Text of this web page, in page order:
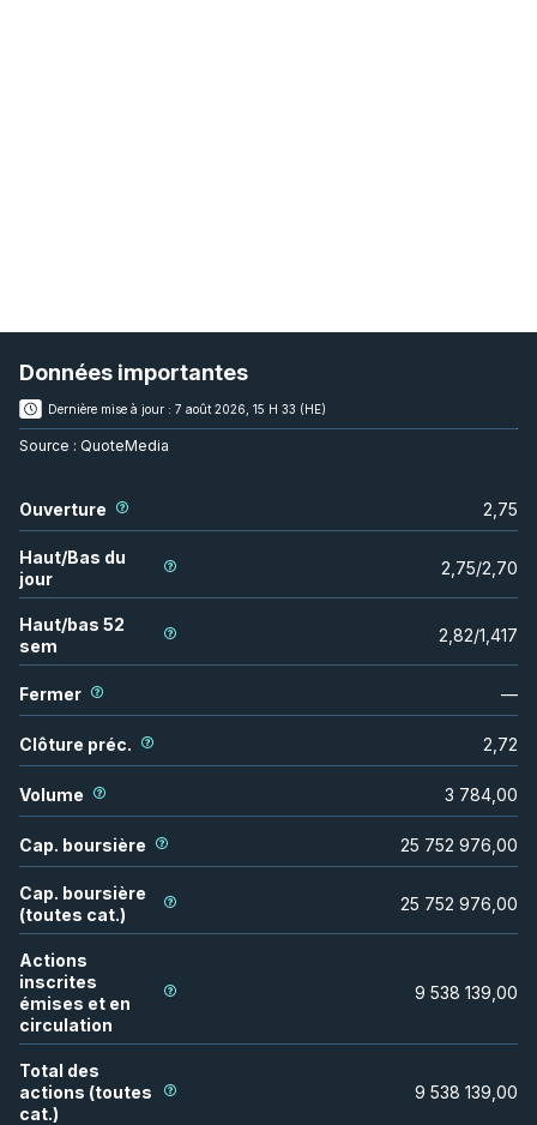
Données importantes
Dernière mise à jour : 7 août 2026, 15 H 33 (HE)
Source : QuoteMedia
Ouverture 2,75
Haut/Bas du
jour
2,75/2,70
Haut/bas 52
sem
2,82/1,417
Fermer —
Clôture préc. 2,72
Volume 3 784,00
Cap. boursière 25 752 976,00
Cap. boursière
(toutes cat.)
25 752 976,00
Actions
inscrites
émises et en
circulation
9 538 139,00
Total des
actions (toutes
cat.)
9 538 139,00